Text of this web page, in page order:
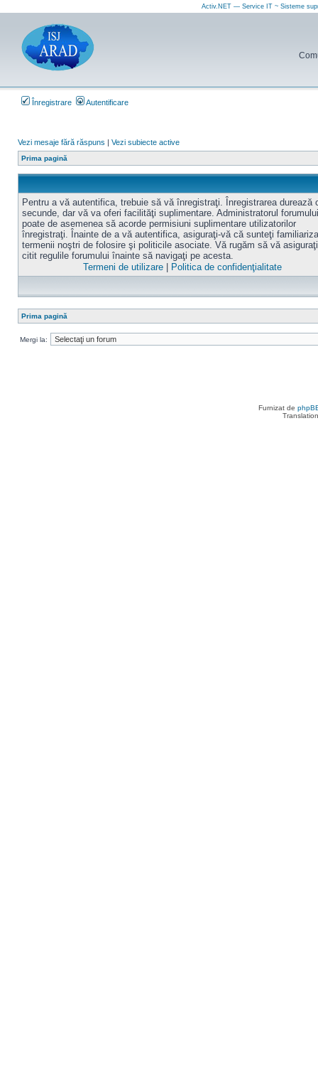
Activ.NET — Service IT ~ Sisteme
Înregistrare Autentificare
Vezi mesaje fără răspuns | Vezi subiecte active
Prima pagină
Pentru a vă autentifica, trebuie să vă înregistraţi. Înregistrarea durează
secunde, dar vă va oferi facilităţi suplimentare. Administratorul forumului
poate de asemenea să acorde permisiuni suplimentare utilizatorilor
înregistraţi. Înainte de a vă autentifica, asiguraţi-vă că sunteţi
termenii noştri de folosire şi politicile asociate. Vă rugăm să vă
citit regulile forumului înainte să navigaţi pe acesta.
Termeni de utilizare
Politica de confidenţialitate
Prima pagină
Mergi la:
Furnizat de